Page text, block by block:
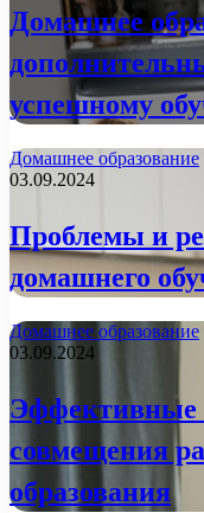
Домашнее
успешному
Домашнее образование
03.09.2024
Проблемы и
домашнего
Домашнее образование
03.09.2024
Эффективные
совмещения
образования